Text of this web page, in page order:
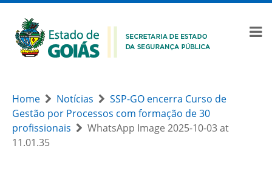
Home Notícias
SSP-GO encerra Curso de
Gestão por Processos com formação de 30
profissionais
WhatsApp Image 2025-10-03 at
11.01.35